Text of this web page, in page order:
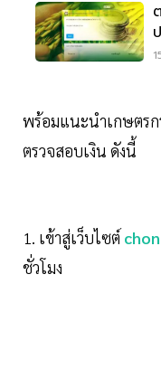
พร้อมแนะนำเกษตร
ตรวจสอบเงิน ดังนี้
1. เข้าสู่เว็บไซต์
ชั่วโมง